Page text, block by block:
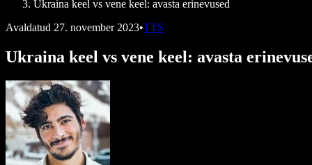
Ukraina keel vs vene keel: avasta erinevused
Avaldatud 27. november 2023•TTS
Ukraina keel vs vene keel: avasta